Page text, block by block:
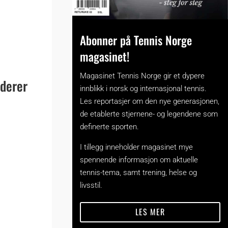
Abonner på Tennis Norge
magasinet!
Magasinet Tennis Norge gir et dypere
innblikk i norsk og internasjonal tennis.
Les reportasjer om den nye generasjonen,
de etablerte stjernene- og legendene som
definerte sporten.
I tillegg inneholder magasinet mye
spennende informasjon om aktuelle
tennis-tema, samt trening, helse og
livsstil.
LES MER